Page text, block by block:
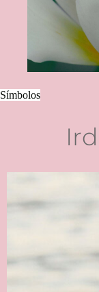
Símbolos